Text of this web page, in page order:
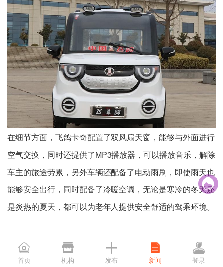
在细节方面，飞鸽卡奇配置了双风扇天窗，能够与外面进行
空气交换，同时还提供了MP3播放器，可以播放音乐，解除
车主的旅途劳累，另外车辆还配备了电动雨刷，即使雨天也
能够安全出行，同时配备了冷暖空调，无论是寒冷的冬天还
是炎热的夏天，都可以为老年人提供安全舒适的驾乘环境。

首页

机构

发布

新闻

登录
